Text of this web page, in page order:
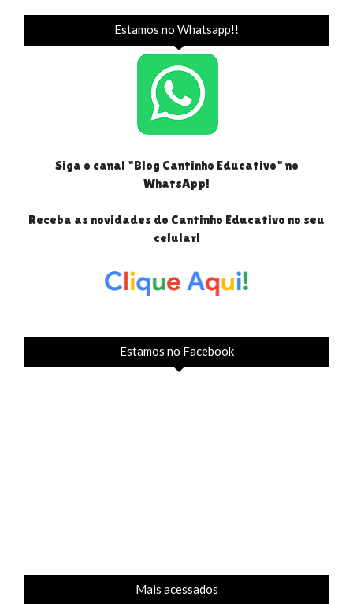
Estamos no Whatsapp!!
Siga o canal "Blog Cantinho Educativo" no
WhatsApp!
Receba as novidades do Cantinho Educativo no seu
celular!
Estamos no Facebook
Mais acessados